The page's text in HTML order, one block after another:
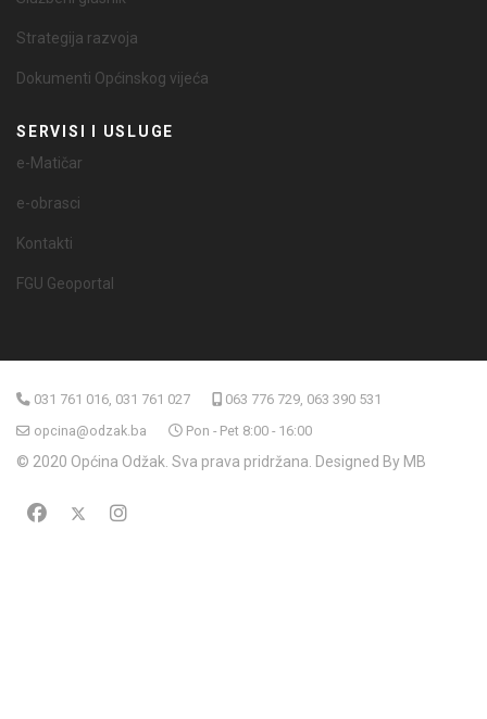
Strategija razvoja
Dokumenti Općinskog vijeća
SERVISI I USLUGE
e-Matičar
e-obrasci
Kontakti
FGU Geoportal
031 761 016, 031 761 027
063 776 729, 063 390 531
opcina@odzak.ba
Pon - Pet 8:00 - 16:00
© 2020 Općina Odžak. Sva prava pridržana. Designed By MB